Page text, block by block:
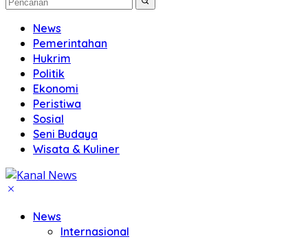
News
Pemerintahan
Hukrim
Politik
Ekonomi
Peristiwa
Sosial
Seni Budaya
Wisata & Kuliner
News
Internasional